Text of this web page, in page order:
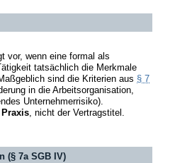
vor, wenn eine formal als
tatsächlich die Merkmale
sind die Kriterien aus § 7
in die Arbeitsorganisation,
Unternehmerrisiko).
, nicht der Vertragstitel.
(§ 7a SGB IV)